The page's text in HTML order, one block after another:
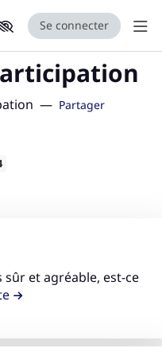
Se connecter
— Partager
sûr et agréable, est-ce
de la contribution La